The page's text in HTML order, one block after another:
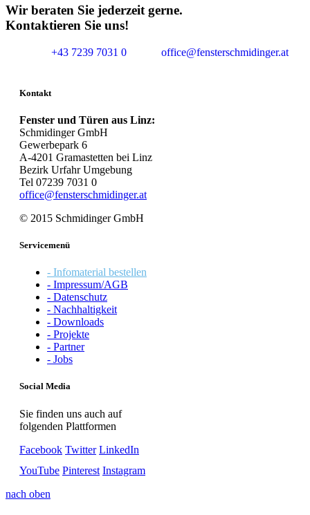
Wir beraten Sie jederzeit gerne.
Kontaktieren Sie uns!
+43 7239 7031 0 office@fensterschmidinger.at
Kontakt
Fenster und Türen aus Linz:
Schmidinger GmbH
Gewerbepark 6
A-4201 Gramastetten bei Linz
Bezirk Urfahr Umgebung
Tel 07239 7031 0
office@fensterschmidinger.at
© 2015 Schmidinger GmbH
Servicemenü
- Infomaterial bestellen
- Impressum/AGB
- Datenschutz
- Nachhaltigkeit
- Downloads
- Projekte
- Partner
- Jobs
Social Media
Sie finden uns auch auf
folgenden Plattformen
Facebook Twitter LinkedIn
YouTube Pinterest Instagram
nach oben